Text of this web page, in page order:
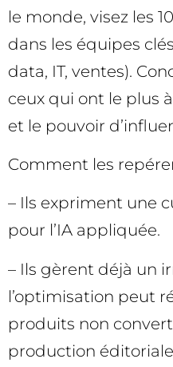
le monde, visez les
dans les équipes
data, IT, ventes).
ceux qui ont le plus
et le pouvoir
Comment les
– Ils expriment une
pour l’IA appliquée.
– Ils gèrent déjà un
l’optimisation peut
produits non
production